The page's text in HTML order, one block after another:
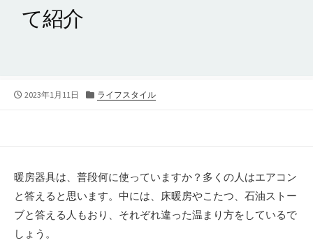
て紹介
公
2023年1月11日
カ
ライフスタイル
暖房器具は、普段何に使っていますか？多くの人はエアコン
と答えると思います。中には、床暖房やこたつ、石油ストー
ブと答える人もおり、それぞれ違った温まり方をしているで
しょう。